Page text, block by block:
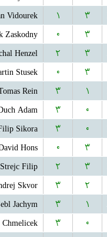
Vidourek
۱ ۳
Zaskodny
۰ ۳
Henzel
۲ ۳
Stusek
۰ ۳
Rein
۳ ۱
Adam
۳ ۰
Sikora
۳ ۰
Hons
۰ ۳
Strejc Filip
۲ ۳
Skvor
۳ ۲
Jachym
۳ ۱
۳ ۰